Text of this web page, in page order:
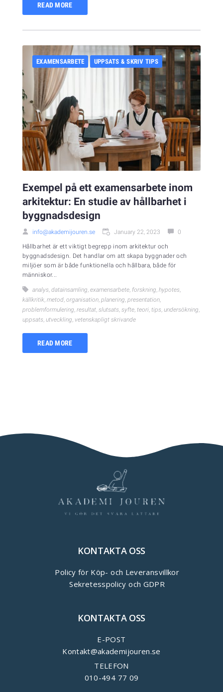
READ MORE
EXAMENSARBETE UPPSATS & SKRIV TIPS
Exempel på ett examensarbete inom
arkitektur: En studie av hållbarhet i
byggnadsdesign
info@akademijouren.se January 22, 2023 0
Hållbarhet är ett viktigt begrepp inom arkitektur och
byggnadsdesign. Det handlar om att skapa byggnader och
miljöer som är både funktionella och hållbara, både för
människor...
analys, datainsamling, examensarbete, forskning, hypotes,
källkritik, metod, organisation, planering, presentation,
problemformulering, resultat, slutsats, syfte, teori, tips, undersökning,
uppsats, utveckling, vetenskapligt skrivande
READ MORE
KONTAKTA OSS
Policy för Köp- och Leveransvillkor
Sekretesspolicy och GDPR
KONTAKTA OSS
E-POST
Kontakt@akademijouren.se
TELEFON
010-494 77 09